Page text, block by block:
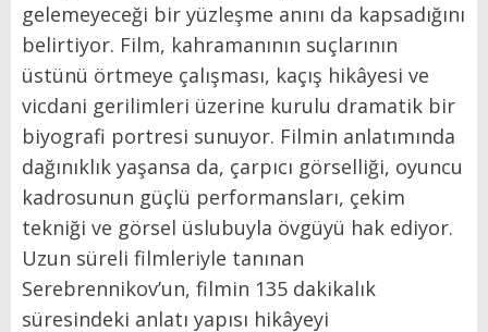
gelemeyeceği bir yüzleşme anını da kapsadığını
belirtiyor. Film, kahramanının suçlarının
üstünü örtmeye çalışması, kaçış hikâyesi ve
vicdani gerilimleri üzerine kurulu dramatik bir
biyografi portresi sunuyor. Filmin anlatımında
dağınıklık yaşansa da, çarpıcı görselliği, oyuncu
kadrosunun güçlü performansları, çekim
tekniği ve görsel üslubuyla övgüyü hak ediyor.
Uzun süreli filmleriyle tanınan
Serebrennikov’un, filmin 135 dakikalık
süresindeki anlatı yapısı hikâyeyi